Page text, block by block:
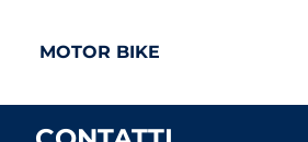
MOTOR BIKE